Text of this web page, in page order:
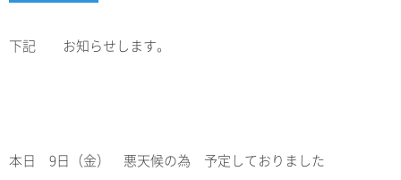
下記 お知らせします。
本日 9日（金） 悪天候の為 予定しておりました